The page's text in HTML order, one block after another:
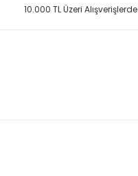
10.000 TL Üzeri Alışverişlerde